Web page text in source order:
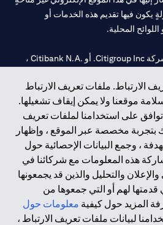
الارتباط. ملفات تعريف الارتباط
موقعنا ولا يمكن إيقاف تشغيلها.
على استخدامنا لملفات تعريف
بتجربة مخصصة عبر الموقع ، وإظهار
، وجمع البيانات الإحصائية حول
هذه المعلومات مع شركائنا في
والتحليل والذين قد يجمعونها
قدمتها لهم أو التي جمعوها من
المزيد حول كيفية معلومات حول
لبيانات ملفات تعريف الارتباط ،
يكون فيها تقديم هذه الخدمات أو
المحلية.
سيتي بنك هي علامة خدمة لشركة Citigroup Inc. أو .Citibank N.A ،
مسجل لدى مصرف الإمارات المركزي تحت
أرقام التراخيص 202563 لفرع الوصل في دبي، 531989 لفرع مول
CN-لفرع أبوظبي. هاتف: 4000 311 04.
العربية المتحدة مرخص من مصرف
كفرع لبنك أجنبي.
المتحدة مرخص من هيئة الأوراق المالية
والسلع في الإمارات العربية المتحدة ("SCA") للقيام بالنشاط المالي لـ أ)
والترويج بموجب ترخيص رقم
وسيط تداول في الأسواق الدولية بموجب ترخيص